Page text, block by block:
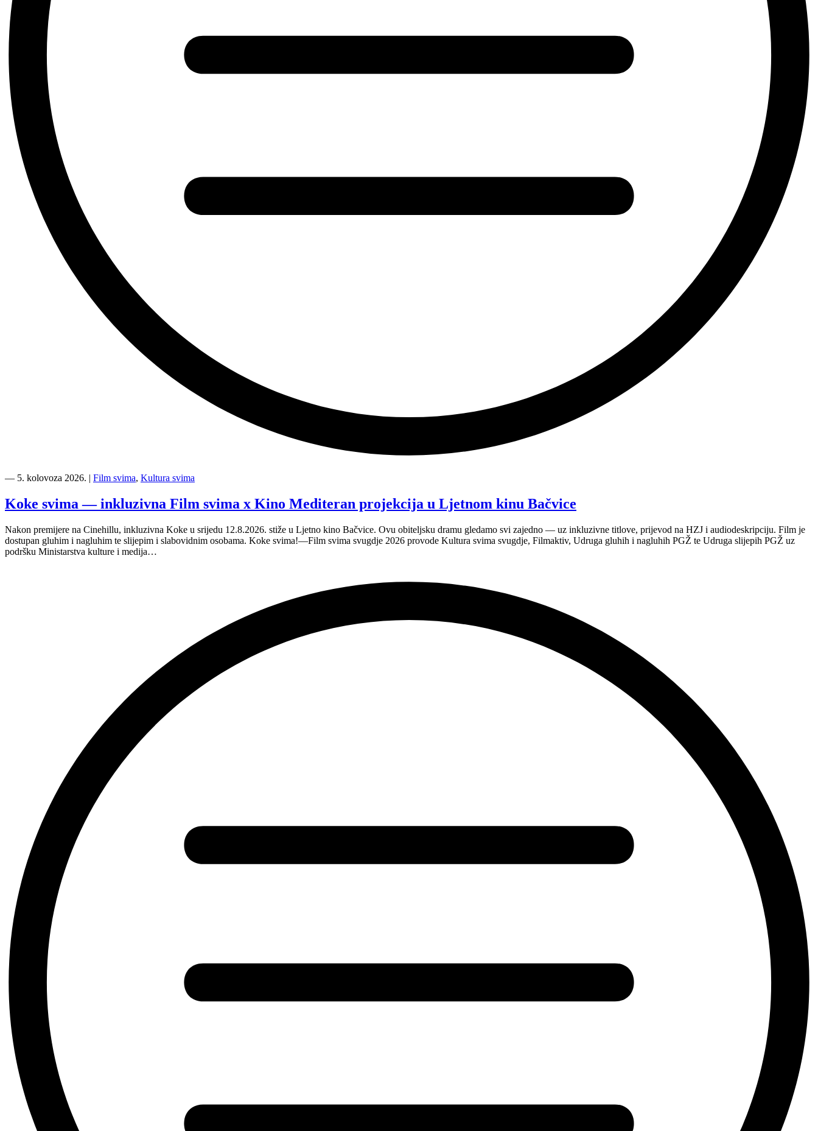
Mediteran
Film
svima
inkluzivnu
turneju
na
― 5. kolovoza 2026. | Film svima, Kultura svima
Koke svima — inkluzivna Film svima x Kino Mediteran projekcija u Ljetnom kinu Bačvice
Nakon premijere na Cinehillu, inkluzivna Koke u srijedu 12.8.2026. stiže u Ljetno kino Bačvice. Ovu obiteljsku dramu gledamo svi zajedno — uz inkluzivne titlove, prijevod na HZJ i audiodeskripciju. Film je
dostupan gluhim i nagluhim te slijepim i slabovidnim osobama. Koke svima!—Film svima svugdje 2026 provode Kultura svima svugdje, Filmaktiv, Udruga gluhih i nagluhih PGŽ te Udruga slijepih PGŽ uz
podršku Ministarstva kulture i medija…